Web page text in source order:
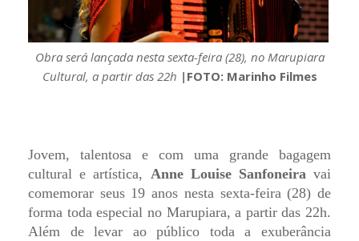
Obra será lançada nesta sexta-feira (28), no Marupiara
Cultural, a partir das 22h | FOTO: Marinho Filmes
Jovem, talentosa e com uma grande bagagem
cultural e artística, Anne Louise Sanfoneira vai
comemorar seus 19 anos nesta sexta-feira (28) de
forma toda especial no Marupiara, a partir das 22h.
Além de levar ao público toda a exuberância